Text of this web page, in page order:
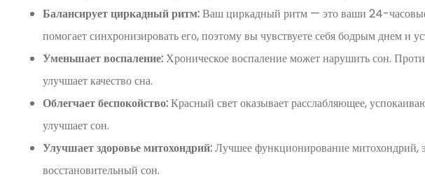
Балансирует циркадный ритм:Ваш циркадный ритм — это ваши 24-
помогает синхронизировать его, поэтому вы чувствуете себя бодрым днем ​​и
Уменьшает воспаление:Хроническое воспаление может нарушить сон.
улучшает качество сна.
Облегчает беспокойство:Красный свет оказывает расслабляющее,
улучшает сон.
Улучшает здоровье митохондрий:Лучшее функционирование митохондрий,
восстановительный сон.